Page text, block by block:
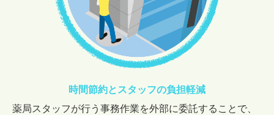
時間節約とスタッフの負担軽減
薬局スタッフが行う事務作業を外部に委託することで、